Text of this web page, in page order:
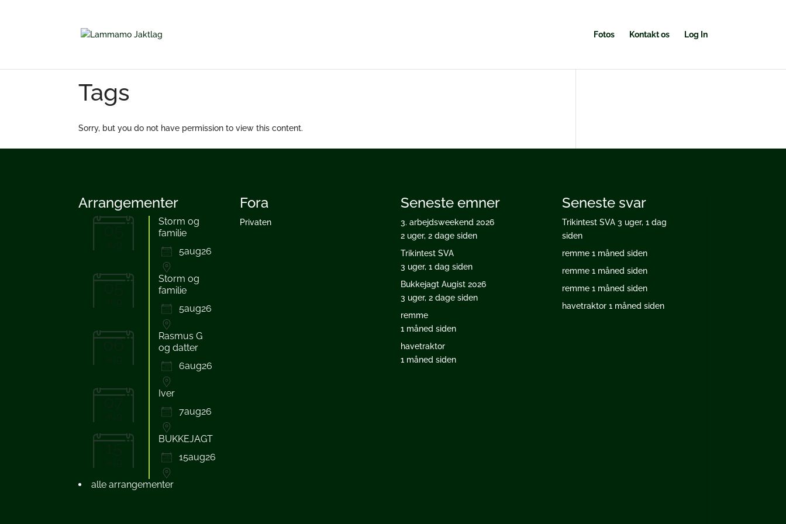
Fotos Kontakt os Log In
Tags
Sorry, but you do not have permission to view this content.
Arrangementer
05
Storm og
familie
5aug26
05
Storm og
familie
5aug26
06
Rasmus G
og datter
6aug26
07
Iver
7aug26
15
BUKKEJAGT
15aug26
alle arrangementer
Fora
Privaten
Seneste emner
3. arbejdsweekend 2026
2 uger, 2 dage siden
Trikintest SVA
3 uger, 1 dag siden
Bukkejagt Augist 2026
3 uger, 2 dage siden
remme
1 måned siden
havetraktor
1 måned siden
Seneste svar
Trikintest SVA 3 uger, 1 dag
siden
remme 1 måned siden
remme 1 måned siden
remme 1 måned siden
havetraktor 1 måned siden